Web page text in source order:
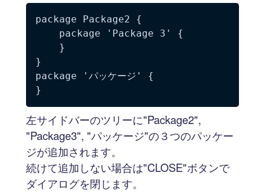
package Package2 {
}
package 'パッケージ' {
左サイドバーのツリーに"Package2",
"Package3", "パッケージ"の３つのパッケー
ジが追加されます。
続けて追加しない場合は"CLOSE"ボタンで
ダイアログを閉じます。